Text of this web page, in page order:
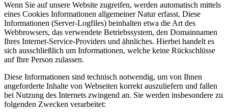
Wenn Sie auf unsere Website zugreifen, werden automatisch mittels
eines Cookies Informationen allgemeiner Natur erfasst. Diese
Informationen (Server-Logfiles) beinhalten etwa die Art des
Webbrowsers, das verwendete Betriebssystem, den Domainnamen
Ihres Internet-Service-Providers und ähnliches. Hierbei handelt es
sich ausschließlich um Informationen, welche keine Rückschlüsse
auf Ihre Person zulassen.
Diese Informationen sind technisch notwendig, um von Ihnen
angeforderte Inhalte von Webseiten korrekt auszuliefern und fallen
bei Nutzung des Internets zwingend an. Sie werden insbesondere zu
folgenden Zwecken verarbeitet: